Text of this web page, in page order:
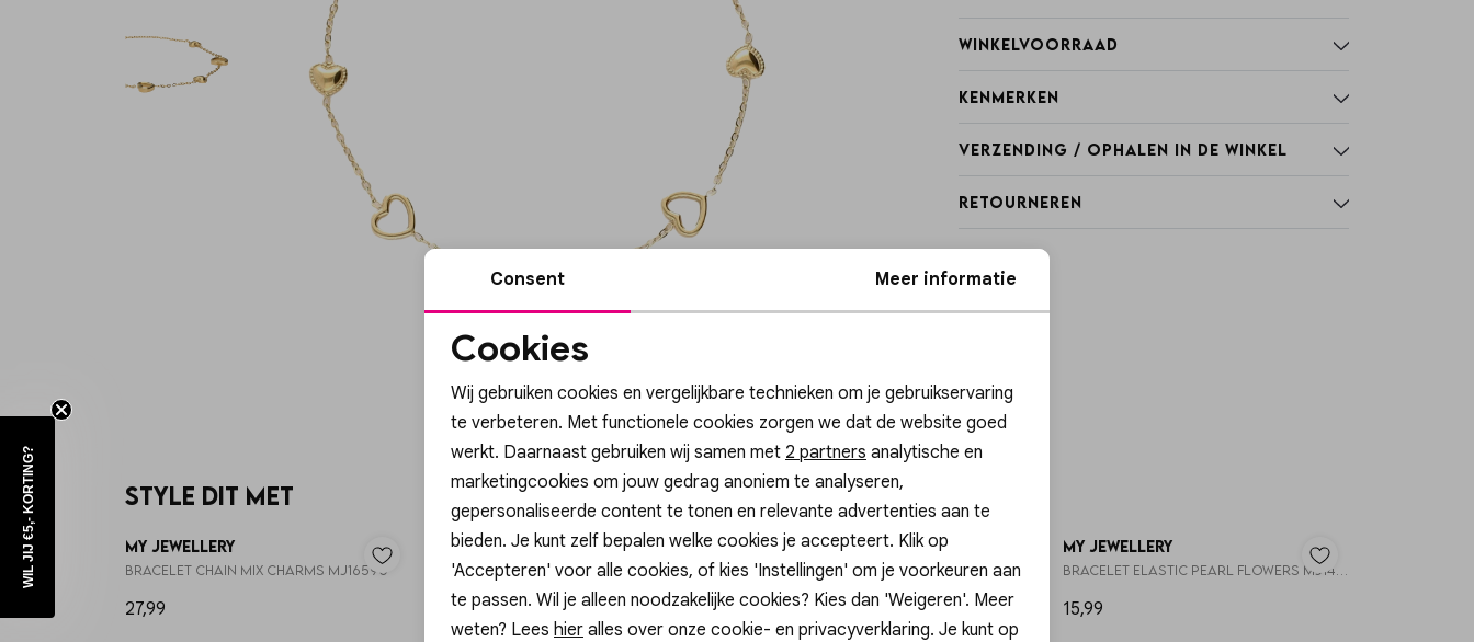
Winkelvoorraad
Kenmerken
Verzending / Ophalen in de winkel
Retourneren
Style dit met
My Jewellery
Bracelet chain mix charms MJ16590
27,99
My Jewellery
Bracelet triple beads green MJ14917
19,99
My Jewellery
Bracelet elastic green beads MJ14914
15,99
My Jewellery
Bracelet elastic pearl flowers MJ14913
15,99
Noodzakelijke
cookies
Analytische cookies Marketing cookies
Consent Meer informatie
Cookies
Wij gebruiken cookies en vergelijkbare technieken om je gebruikservaring
te verbeteren. Met functionele cookies zorgen we dat de website goed
werkt. Daarnaast gebruiken wij samen met 2 partners analytische en
marketingcookies om jouw gedrag anoniem te analyseren,
gepersonaliseerde content te tonen en relevante advertenties aan te
bieden. Je kunt zelf bepalen welke cookies je accepteert. Klik op
'Accepteren' voor alle cookies, of kies 'Instellingen' om je voorkeuren aan
te passen. Wil je alleen noodzakelijke cookies? Kies dan 'Weigeren'. Meer
weten? Lees hier alles over onze cookie- en privacyverklaring. Je kunt op
WIL JIJ €5,- KORTING?